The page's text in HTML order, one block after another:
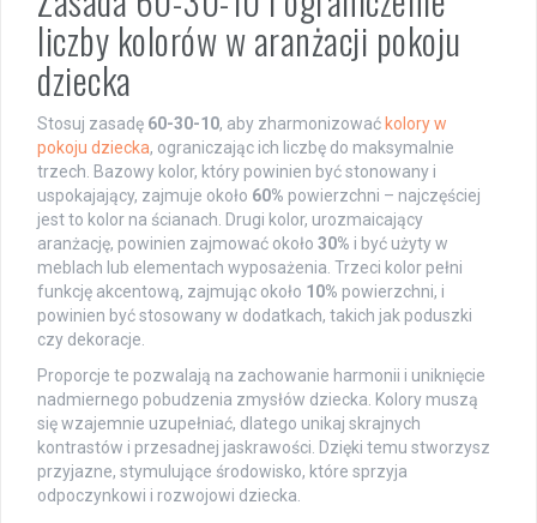
liczby kolorów w aranżacji pokoju
dziecka
Stosuj zasadę 60-30-10, aby zharmonizować kolory w
pokoju dziecka, ograniczając ich liczbę do maksymalnie
trzech. Bazowy kolor, który powinien być stonowany i
uspokajający, zajmuje około 60% powierzchni – najczęściej
jest to kolor na ścianach. Drugi kolor, urozmaicający
aranżację, powinien zajmować około 30% i być użyty w
meblach lub elementach wyposażenia. Trzeci kolor pełni
funkcję akcentową, zajmując około 10% powierzchni, i
powinien być stosowany w dodatkach, takich jak poduszki
czy dekoracje.
Proporcje te pozwalają na zachowanie harmonii i uniknięcie
nadmiernego pobudzenia zmysłów dziecka. Kolory muszą
się wzajemnie uzupełniać, dlatego unikaj skrajnych
kontrastów i przesadnej jaskrawości. Dzięki temu stworzysz
przyjazne, stymulujące środowisko, które sprzyja
odpoczynkowi i rozwojowi dziecka.